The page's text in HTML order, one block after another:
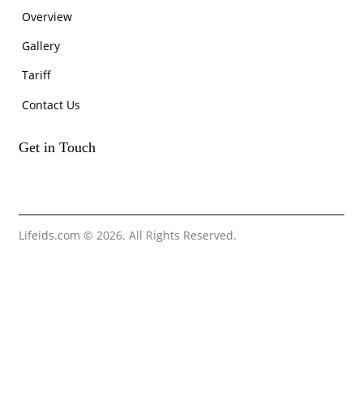
Overview
Gallery
Tariff
Contact Us
Get in Touch
Lifeids.com © 2026. All Rights Reserved.